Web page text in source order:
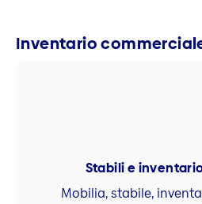
Inventario
Stabili e
Mobilia, stabile,